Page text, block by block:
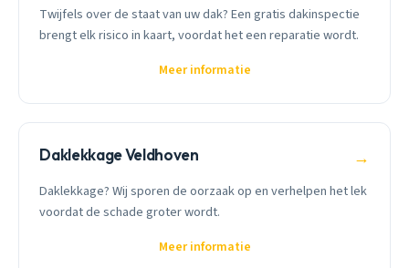
Twijfels over de staat van uw dak? Een gratis dakinspectie
brengt elk risico in kaart, voordat het een reparatie wordt.
Meer informatie
Daklekkage Veldhoven →
Daklekkage? Wij sporen de oorzaak op en verhelpen het lek
voordat de schade groter wordt.
Meer informatie